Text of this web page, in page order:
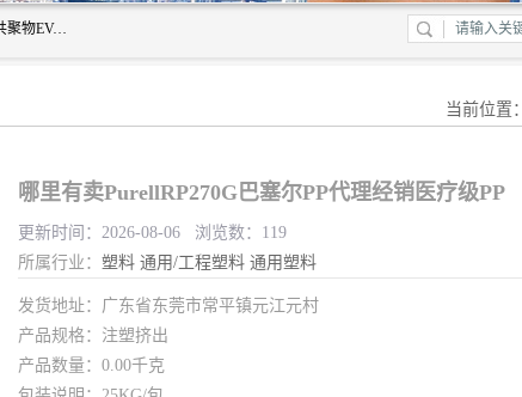
东莞市恒屹国际贸易有限公司（简称：恒屹国际）是一家石化原料综合营销服务商，主营产品乙烯-醋酸乙烯共聚物EVA、聚酰胺PA（尼龙）、醚酯型热塑弹性体TPEE等，公司秉承以市场为导向的战略思想，致力于大宗石化原料在中国市场的营销服务业务，为客户提供一站式的全面服务。
当前位置：
哪里有卖PurellRP270G巴塞尔PP代理经销医疗级PP
更新时间：2026-08-06 浏览数：119
所属行业： 塑料 通用/工程塑料 通用塑料
发货地址：广东省东莞市常平镇元江元村
产品规格：注塑挤出
产品数量：0.00千克